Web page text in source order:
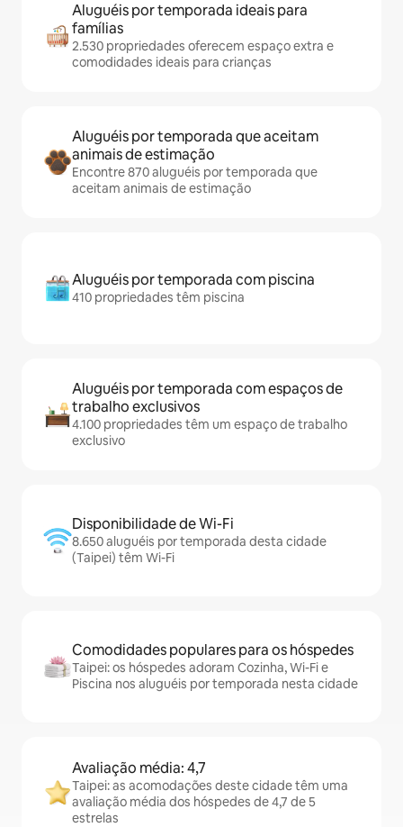
Aluguéis por temporada ideais para
famílias
2.530 propriedades oferecem espaço extra e
comodidades ideais para crianças
Aluguéis por temporada que aceitam
animais de estimação
Encontre 870 aluguéis por temporada que
aceitam animais de estimação
Aluguéis por temporada com piscina
410 propriedades têm piscina
Aluguéis por temporada com espaços de
trabalho exclusivos
4.100 propriedades têm um espaço de trabalho
exclusivo
Disponibilidade de Wi-Fi
8.650 aluguéis por temporada desta cidade
(Taipei) têm Wi-Fi
Comodidades populares para os hóspedes
Taipei: os hóspedes adoram Cozinha, Wi-Fi e
Piscina nos aluguéis por temporada nesta cidade
Avaliação média: 4,7
Taipei: as acomodações deste cidade têm uma
avaliação média dos hóspedes de 4,7 de 5
estrelas